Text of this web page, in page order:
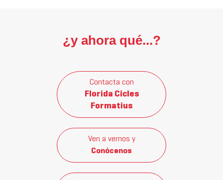
¿y ahora qué...?
Contacta con
Florida Cicles
Formatius
Ven a vernos y
Conócenos